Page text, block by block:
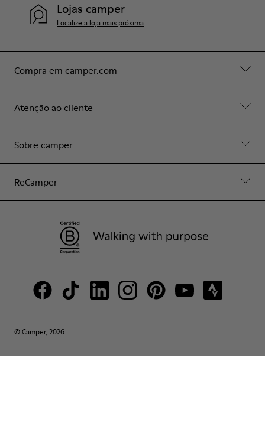
Compra em camper.com
Atenção ao cliente
Sobre camper
ReCamper
Lojas camper
Localize a loja mais próxima
© Camper, 2026